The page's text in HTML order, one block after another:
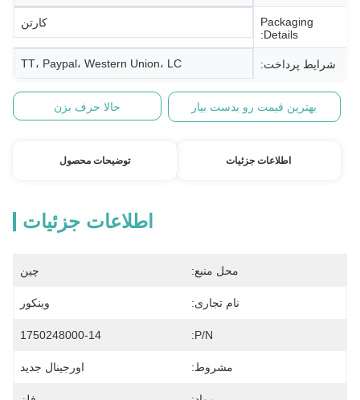
Packaging
Details:
کارتن
شرایط پرداخت: TT، Paypal، Western Union، LC
بهترین قیمت رو بدست بیار حالا حرف بزن
اطلاعات جزئیات توضیحات محصول
اطلاعات جزئیات
محل منبع: چین
نام تجاری: وینکور
P/N:
1750248000-14
مشروط: اورجینال جدید